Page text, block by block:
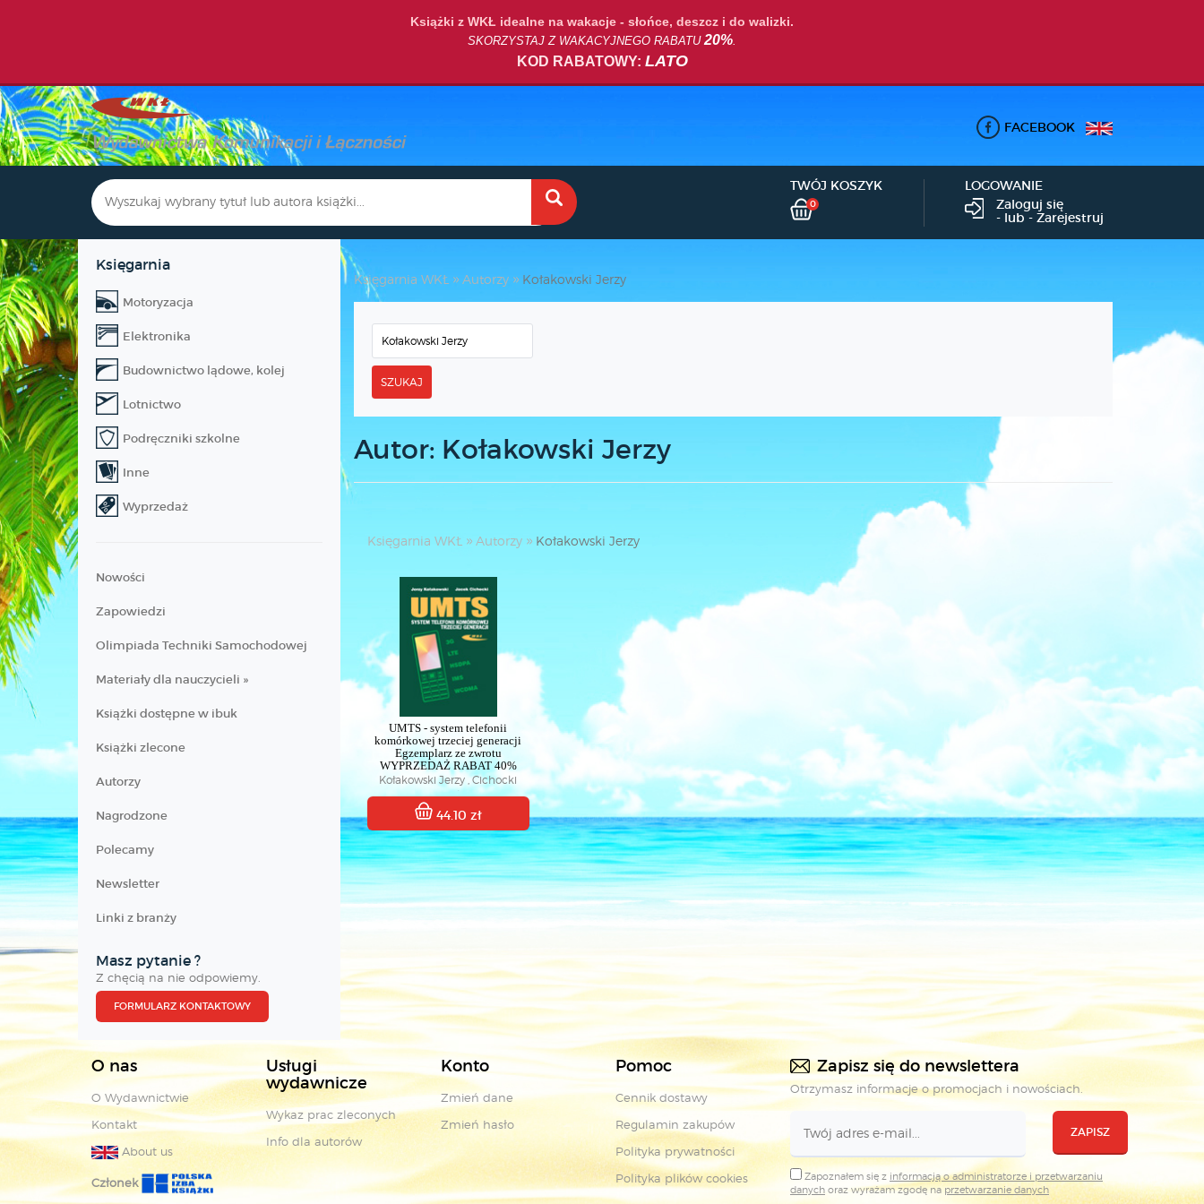
Książki z WKŁ idealne na wakacje - słońce, deszcz i do walizki.
SKORZYSTAJ Z WAKACYJNEGO RABATU20%.
KOD RABATOWY: LATO
FACEBOOK
TWÓJ KOSZYK
0
LOGOWANIE
Zaloguj się
- lub - Zarejestruj
Księgarnia
Motoryzacja
Elektronika
Budownictwo lądowe, kolej
Lotnictwo
Podręczniki szkolne
Inne
Wyprzedaż
Nowości
Zapowiedzi
Olimpiada Techniki Samochodowej
Materiały dla nauczycieli »
Książki dostępne w ibuk
Książki zlecone
Autorzy
Nagrodzone
Polecamy
Newsletter
Linki z branży
Masz pytanie ?
Z chęcią na nie odpowiemy.
FORMULARZ KONTAKTOWY
Księgarnia WKŁ Autorzy Kołakowski Jerzy
SZUKAJ
Autor: Kołakowski Jerzy
Księgarnia WKŁ Autorzy Kołakowski Jerzy
UMTS - system telefonii
komórkowej trzeciej generacji
Egzemplarz ze zwrotu
WYPRZEDAŻ RABAT 40%
Kołakowski Jerzy , Cichocki
Jacek
44.10 zł
O nas
O Wydawnictwie
Kontakt
About us
Członek
Usługi
wydawnicze
Wykaz prac zleconych
Info dla autorów
Konto
Zmień dane
Zmień hasło
Pomoc
Cennik dostawy
Regulamin zakupów
Polityka prywatności
Polityka plików cookies
Zapisz się do newslettera
Otrzymasz informacje o promocjach i nowościach.
ZAPISZ
Zapoznałem się z informacją o administratorze i przetwarzaniu
danych oraz wyrażam zgodę naprzetwarzanie danych